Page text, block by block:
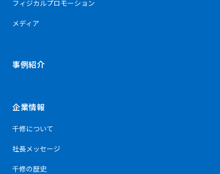
フィジカルプロモーション
メディア
事例紹介
企業情報
千修について
社長メッセージ
千修の歴史